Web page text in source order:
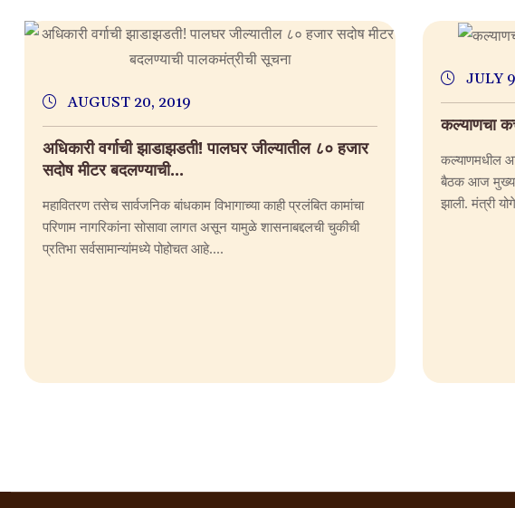
AUGUST 20, 2019
अधिकारी वर्गाची झाडाझडती! पालघर जील्यातील ८० हजार
सदोष मीटर बदलण्याची...
महावितरण तसेच सार्वजनिक बांधकाम विभागाच्या काही प्रलंबित कामांचा
परिणाम नागरिकांना सोसावा लागत असून यामुळे शासनाबद्दलची चुकीची
प्रतिभा सर्वसामान्यांमध्ये पोहोचत आहे....
JULY
कल्याणचा
कल्याणमधील
बैठक आज
झाली. मंत्री